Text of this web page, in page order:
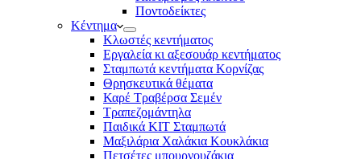
Ποντοδείκτες
Κέντημα
Κλωστές κεντήματος
Eργαλεία κι αξεσουάρ κεντήματος
Σταμπωτά κεντήματα Κορνίζας
Θρησκευτικά θέματα
Καρέ Τραβέρσα Σεμέν
Τραπεζομάντηλα
Παιδικά KIT Σταμπωτά
Μαξιλάρια Χαλάκια Κουκλάκια
Πετσέτες μπουρνουζάκια